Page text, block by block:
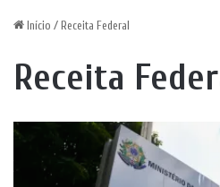
Início / Receita Federal
Receita